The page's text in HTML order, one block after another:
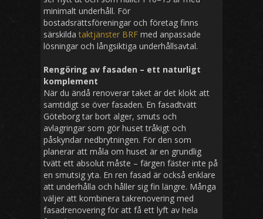
minimalt underhåll. För
bostadsrättsföreningar och företag finns
särskildataktjänster BRF med anpassade
lösningar och långsiktiga underhållsavtal.
Rengöring av fasaden – ett naturligt
komplement
När du ändå renoverar taket är det klokt att
samtidigt se över fasaden. En fasadtvätt
Göteborg tar bort alger, smuts och
avlagringar som gör huset tråkigt och
påskyndar nedbrytningen. För den som
planerar att måla om huset är en grundlig
tvätt ett absolut måste – färgen fäster inte på
en smutsig yta. En ren fasad är också enklare
att underhålla och håller sig fin längre. Många
väljer att kombinera takrenovering med
fasadrenovering för att få ett lyft av hela